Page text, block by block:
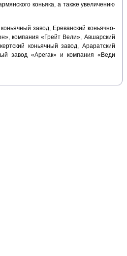
коньяка, а также увеличению
завод, Ереванский коньячно-
компания «Грейт Вели», Авшарский
коньячный завод, Араратский
завод «Арегак» и компания «Веди